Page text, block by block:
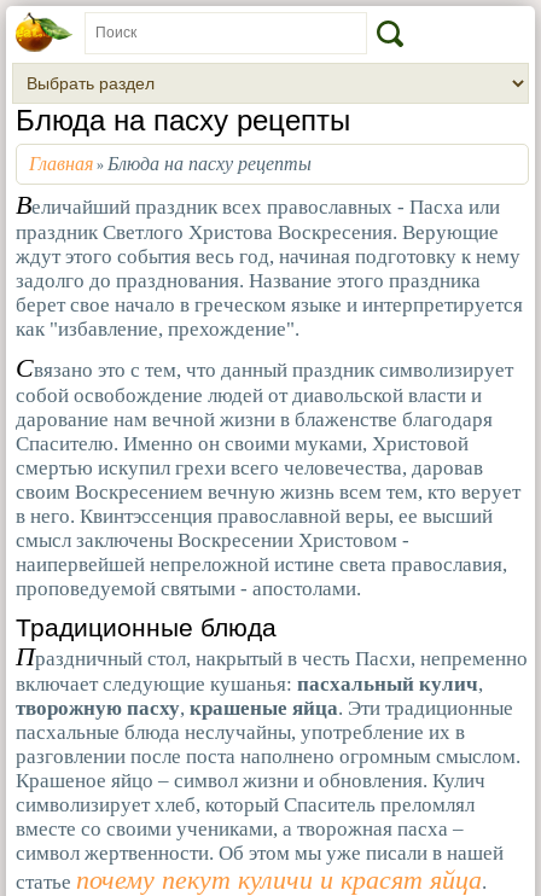
Блюда на пасху рецепты
Главная » Блюда на пасху рецепты
Величайший праздник всех православных - Пасха или
праздник Светлого Христова Воскресения. Верующие
ждут этого события весь год, начиная подготовку к нему
задолго до празднования. Название этого праздника
берет свое начало в греческом языке и интерпретируется
как "избавление, прехождение".
Связано это с тем, что данный праздник символизирует
собой освобождение людей от диавольской власти и
дарование нам вечной жизни в блаженстве благодаря
Спасителю. Именно он своими муками, Христовой
смертью искупил грехи всего человечества, даровав
своим Воскресением вечную жизнь всем тем, кто верует
в него. Квинтэссенция православной веры, ее высший
смысл заключены Воскресении Христовом -
наипервейшей непреложной истине света православия,
проповедуемой святыми - апостолами.
Традиционные блюда
Праздничный стол, накрытый в честь Пасхи, непременно
включает следующие кушанья: пасхальный кулич,
творожную пасху, крашеные яйца. Эти традиционные
пасхальные блюда неслучайны, употребление их в
разговлении после поста наполнено огромным смыслом.
Крашеное яйцо – символ жизни и обновления. Кулич
символизирует хлеб, который Спаситель преломлял
вместе со своими учениками, а творожная пасха –
символ жертвенности. Об этом мы уже писали в нашей
статье почему пекут куличи и красят яйца.